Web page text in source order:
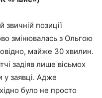
звичній позиції
змінювалась з Ольгою
майже 30 хвилин.
задіяв лише вісьмох
у заявці. Адже
було не просто